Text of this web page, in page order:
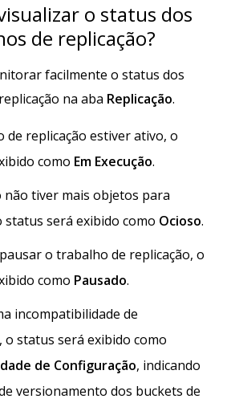
o status dos
de replicação?
facilmente o status dos
na aba Replicação.
de replicação estiver ativo, o
como Em Execução.
não tiver mais objetos para
status será exibido como Ocioso.
o trabalho de replicação, o
como Pausado.
incompatibilidade de
o status será exibido como
de Configuração, indicando
versionamento dos buckets de